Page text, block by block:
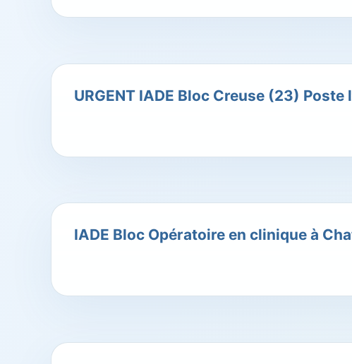
URGENT IADE Bloc Creuse (23) Poste
IADE Bloc Opératoire en clinique à